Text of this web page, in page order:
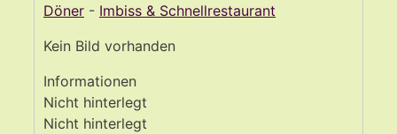
Döner - Imbiss & Schnellrestaurant
Kein Bild vorhanden
Informationen
Nicht hinterlegt
Nicht hinterlegt